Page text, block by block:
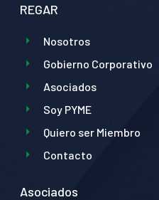
REGAR
Nosotros
Gobierno Corporativo
Asociados
Soy PYME
Quiero ser Miembro
Contacto
Asociados